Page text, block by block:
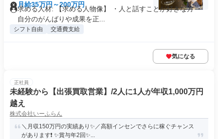
月給35万円～200万円
求める人材: 【求める人物像】 ・人と話すことが好きな方 ・
自分のがんばりや成果を正...
シフト自由 交通費支給
気になる
正社員
未経験から【出張買取営業】/2人に1人が年収1,000万円
越え
株式会社いーふらん
＼月収150万円の実績あり✨／高額インセンでさらに稼ぐチャンス
があります❗ ✨賞与年2回✨...